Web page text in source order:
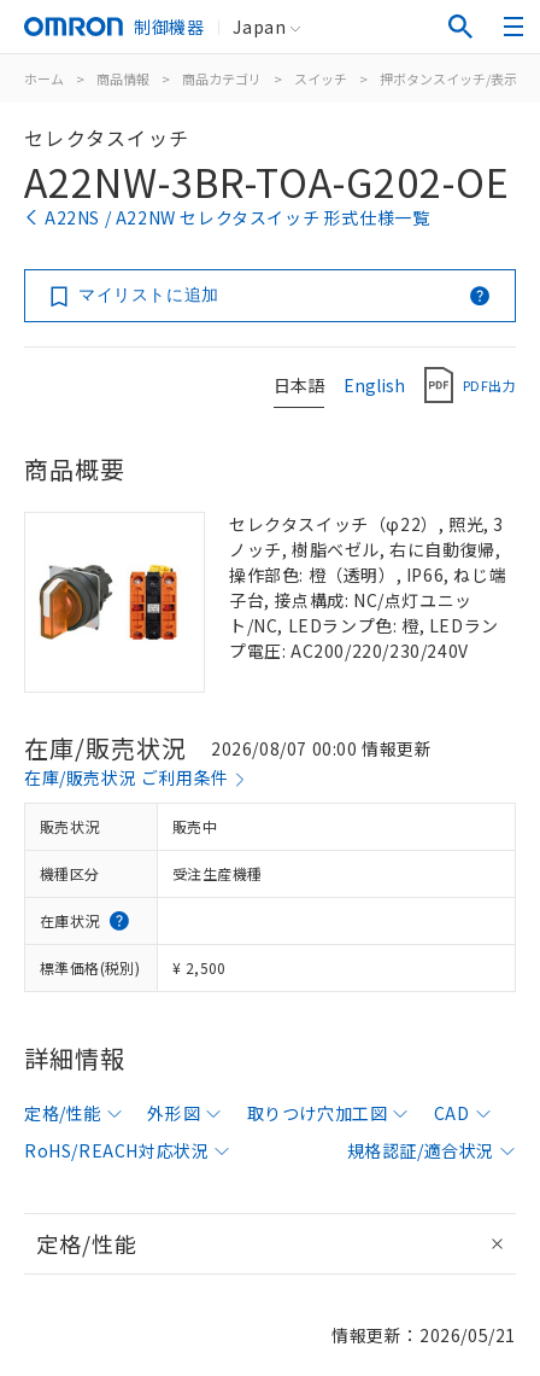
制御機器 Japan
ホーム > 商品情報 > 商品カテゴリ > スイッチ > 押ボタンスイッチ/表示灯
セレクタスイッチ
A22NW-3BR-TOA-G202-OE
A22NS / A22NW セレクタスイッチ 形式仕様一覧
マイリストに追加
日本語 English PDF出力
商品概要
セレクタスイッチ（φ22）, 照光, 3
ノッチ, 樹脂ベゼル, 右に自動復帰,
操作部色: 橙（透明）, IP66, ねじ端
子台, 接点構成: NC/点灯ユニッ
ト/NC, LEDランプ色: 橙, LEDラン
プ電圧: AC200/220/230/240V
在庫/販売状況
2026/08/07 00:00 情報更新
在庫/販売状況 ご利用条件
販売状況 販売中
機種区分 受注生産機種
在庫状況
標準価格(税別) ¥ 2,500
詳細情報
定格/性能 外形図 取りつけ穴加工図
CAD
RoHS/REACH対応状況
規格認証/適合状況
定格/性能
情報更新：2026/05/21